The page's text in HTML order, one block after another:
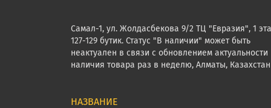
Самал-1, ул. Жолдасбекова 9/2 ТЦ "Евразия", 1
127-129 бутик. Статус "В наличии" может быть
неактуален в связи с обновлением актуальности
наличия товара раз в неделю, Алматы, Казахстан